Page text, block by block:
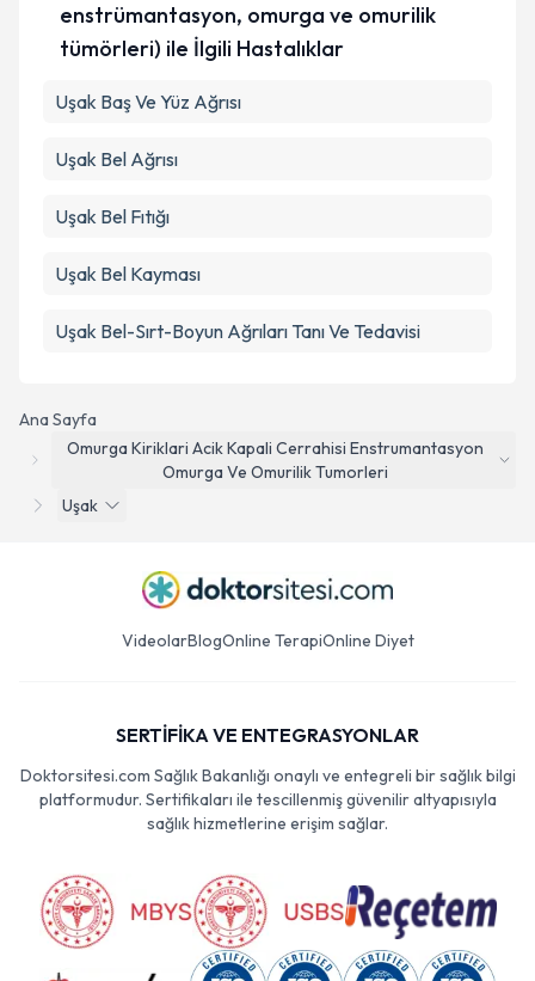
Ana Sayfa
Omurga Kiriklari Acik Kapali Cerrahisi Enstrumantasyon
Omurga Ve Omurilik Tumorleri
Uşak
enstrümantasyon, omurga ve omurilik
tümörleri) ile İlgili Hastalıklar
Uşak Baş Ve Yüz Ağrısı
Uşak Bel Ağrısı
Uşak Bel Fıtığı
Uşak Bel Kayması
Uşak Bel-Sırt-Boyun Ağrıları Tanı Ve Tedavisi
VideolarBlogOnline TerapiOnline Diyet
SERTİFİKA VE ENTEGRASYONLAR
Doktorsitesi.com Sağlık Bakanlığı onaylı ve entegreli bir sağlık bilgi
platformudur. Sertifikaları ile tescillenmiş güvenilir altyapısıyla
sağlık hizmetlerine erişim sağlar.